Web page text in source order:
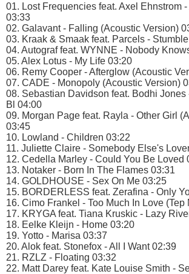
01. Lost Frequencies feat. Axel Ehnstrom
03:33
02. Galavant - Falling (Acoustic Version)
03. Kraak & Smaak feat. Parcels -
04. Autograf feat. WYNNE - Nobody
05. Alex Lotus - My Life 03:20
06. Remy Cooper - Afterglow (Acoustic
07. CADE - Monopoly (Acoustic Version)
08. Sebastian Davidson feat. Bodhi Jones
Bl 04:00
09. Morgan Page feat. Rayla - Other Girl
03:45
10. Lowland - Children 03:22
11. Juliette Claire - Somebody Else's
12. Cedella Marley - Could You Be Loved
13. Notaker - Born In The Flames 03:31
14. GOLDHOUSE - Sex On Me 03:25
15. BORDERLESS feat. Zerafina - Only
16. Cimo Frankel - Too Much In Love (Tep
17. KRYGA feat. Tiana Kruskic - Lazy
18. Eelke Kleijn - Home 03:20
19. Yotto - Marisa 03:37
20. Alok feat. Stonefox - All I Want 02:39
21. RZLZ - Floating 03:32
22. Matt Darey feat. Kate Louise Smith -